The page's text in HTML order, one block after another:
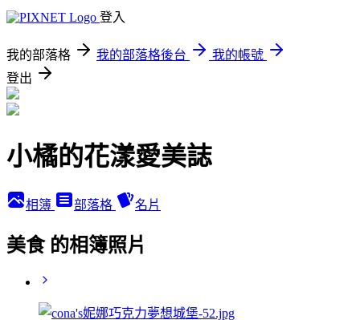
登入
我的部落格 我的部落格後台
我的帳號
登出
小橘的花漾愛美誌
相簿 部落格 名片
美食 的相簿照片